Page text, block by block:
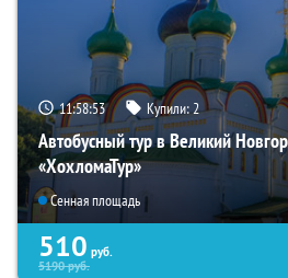
11:58:52 Купили:2
Автобусный тур в Великий
«ХохломаТур»
Сенная площадь
510 руб.
5190руб.